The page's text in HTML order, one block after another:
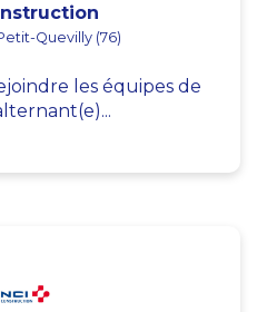
Quevilly (76)
les équipes de